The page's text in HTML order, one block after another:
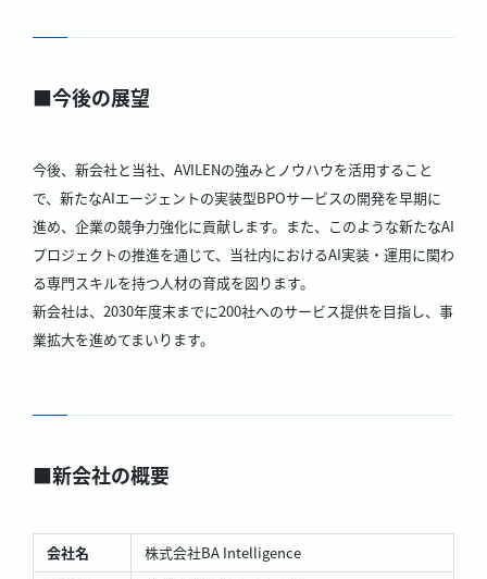
■今後の展望
今後、新会社と当社、AVILENの強みとノウハウを活用すること
で、新たなAIエージェントの実装型BPOサービスの開発を早期に
進め、企業の競争力強化に貢献します。また、このような新たなAI
プロジェクトの推進を通じて、当社内におけるAI実装・運用に関わ
る専門スキルを持つ人材の育成を図ります。
新会社は、2030年度末までに200社へのサービス提供を目指し、事
業拡大を進めてまいります。
■新会社の概要
会社名
株式会社BA Intelligence